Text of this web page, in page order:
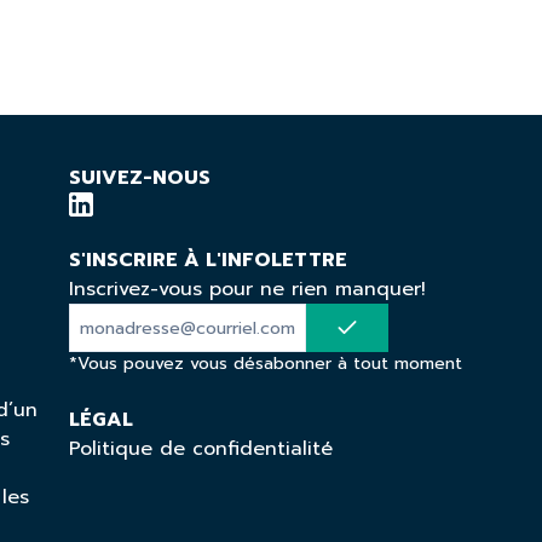
SUIVEZ-NOUS
S'INSCRIRE À L'INFOLETTRE
Inscrivez-vous pour ne rien manquer!
*Vous pouvez vous désabonner à tout moment
LÉGAL
Politique de confidentialité